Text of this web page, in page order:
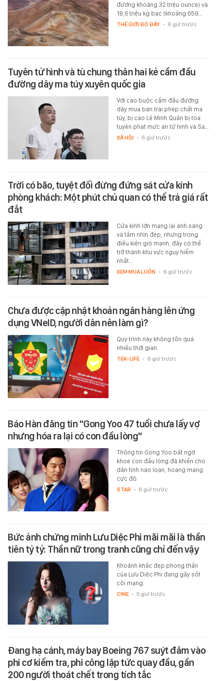
đương khoảng 32 triệu ounce) và
18,6 triệu kg bạc (khoảng 659…
THẾ GIỚI ĐÓ ĐÂY - 6 giờ trước
Tuyên tử hình và tù chung thân hai kẻ cầm đầu
đường dây ma túy xuyên quốc gia
Với cáo buộc cầm đầu đường
dây mua bán trái phép chất ma
túy, bị cáo Lê Minh Quân bị tòa
tuyên phạt mức án tử hình và Sa…
XÃ HỘI - 6 giờ trước
Trời có bão, tuyệt đối đừng đứng sát cửa kính
phòng khách: Một phút chủ quan có thể trả giá rất
đắt
Cửa kính lớn mang lại ánh sáng
và tầm nhìn đẹp, nhưng trong
điều kiện gió mạnh, đây có thể
trở thành khu vực nguy hiểm
nhất…
XEM MUA LUÔN - 6 giờ trước
Chưa được cập nhật khoản ngân hàng lên ứng
dụng VNeID, người dân nên làm gì?
Quy trình này không tốn quá
nhiều thời gian.
TEK-LIFE - 6 giờ trước
Báo Hàn đăng tin "Gong Yoo 47 tuổi chưa lấy vợ
nhưng hóa ra lại có con đầu lòng"
Thông tin Gong Yoo bất ngờ
khoe con đầu lòng đã khiến cho
dân tình náo loạn, hoang mang
cực độ.
STAR - 6 giờ trước
Bức ảnh chứng minh Lưu Diệc Phi mãi mãi là thần
tiên tỷ tỷ: Thần nữ trong tranh cũng chỉ đến vậy
Khoảnh khắc đẹp phong thần
của Lưu Diệc Phi đang gây sốt
cõi mạng.
CINE - 5 giờ trước
Đang hạ cánh, máy bay Boeing 767 suýt đâm vào
phi cơ kiểm tra, phi công lập tức quay đầu, gần
200 người thoát chết trong tích tắc